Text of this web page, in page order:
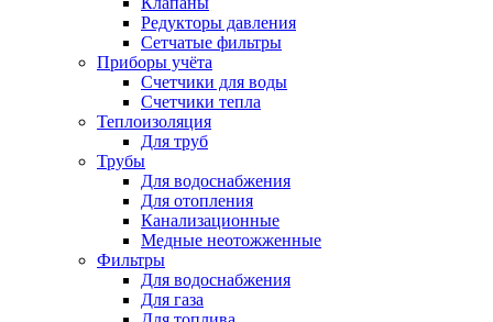
Редукторы давления
Сетчатые фильтры
Приборы учёта
Счетчики для воды
Счетчики тепла
Теплоизоляция
Для труб
Трубы
Для водоснабжения
Для отопления
Канализационные
Медные неотожженные
Фильтры
Для водоснабжения
Для газа